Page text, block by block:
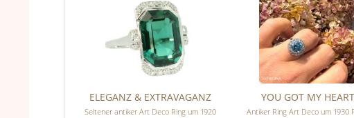
ELEGANZ & EXTRAVAGANZ
Seltener antiker Art Deco Ring um 1920
YOU GOT MY HEART
Antiker Ring Art Deco um 1930